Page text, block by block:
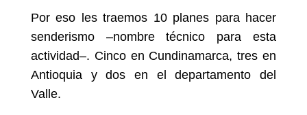
Por eso les traemos 10 planes para hacer
senderismo –nombre técnico para esta
actividad–. Cinco en Cundinamarca, tres en
Antioquia y dos en el departamento del
Valle.